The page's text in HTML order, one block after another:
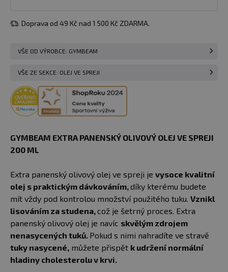
Doprava od 49 Kč nad 1 500 Kč ZDARMA.
VŠE OD VÝROBCE: GYMBEAM
VŠE ZE SEKCE: OLEJ VE SPREJI
GYMBEAM EXTRA PANENSKÝ OLIVOVÝ OLEJ VE SPREJI
200 ML
Extra panenský olivový olej ve spreji je vysoce kvalitní
olej s praktickým dávkováním,díky kterému budete
mít vždy pod kontrolou množství použitého tuku. Vznikl
lisováním za studena,což je šetrný proces. Extra
panenský olivový olej je navíc skvělým zdrojem
nenasycených tuků. Pokud s nimi nahradíte ve stravě
tuky nasycené, můžete přispět k udržení normální
hladiny cholesterolu v krvi.